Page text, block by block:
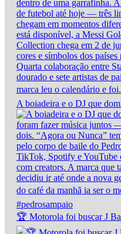
A boiadeira e o DJ que
🏆 Motorola foi buscar J